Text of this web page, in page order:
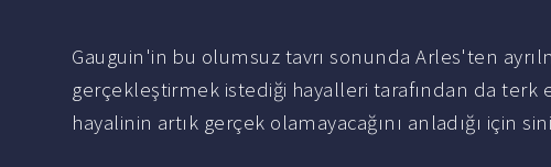
Gauguin'in bu olumsuz tavrı sonunda Arles'ten
gerçekleştirmek istediği hayalleri tarafından da
hayalinin artık gerçek olamayacağını anladığı için